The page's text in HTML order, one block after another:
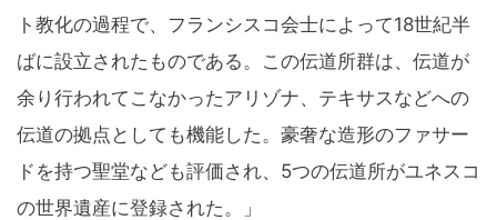
ト教化の過程で、フランシスコ会士によって18世紀半
ばに設立されたものである。この伝道所群は、伝道が
余り行われてこなかったアリゾナ、テキサスなどへの
伝道の拠点としても機能した。豪奢な造形のファサー
ドを持つ聖堂なども評価され、5つの伝道所がユネスコ
の世界遺産に登録された。」